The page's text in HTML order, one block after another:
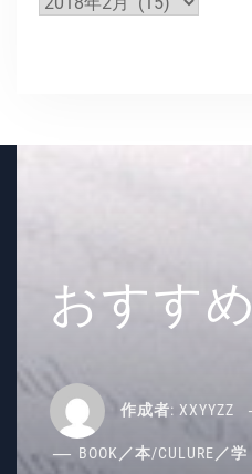
おすすめ
作成者: XXYYZZ
BOOK／本/CULURE／学